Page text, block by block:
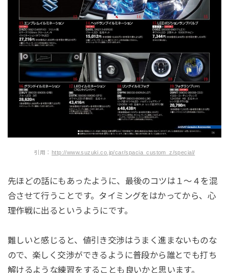
引用： http://www.suzuki.co.jp/car/spacia_custom_z/special/
先ほどの話にもあったように、最後のコツは１～４を混
合させて行うことです。タイミングをはかってから、心
理作戦に出るというようにです。
難しいと感じると、値引き交渉はうまく進まないものな
ので、楽しく交渉ができるように普段から誰とでも打ち
解けるような練習をすることも良いかと思います。